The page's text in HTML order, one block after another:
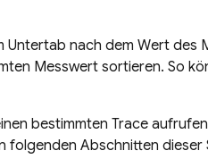
Untertab nach dem Wert des
Messwert sortieren. So
bestimmten Trace
folgenden Abschnitten